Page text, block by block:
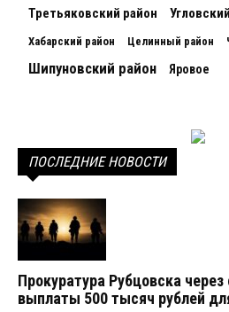
Третьяковский район
Хабарский район Целинный район
Шипуновский район Яровое
ПОСЛЕДНИЕ НОВОСТИ
Прокуратура Рубцовска
выплаты 500 тысяч рублей